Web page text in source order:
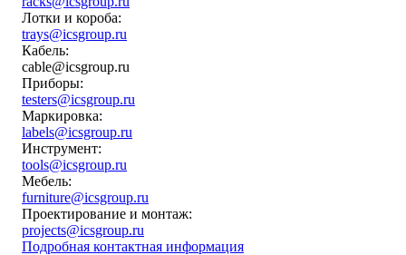
Лотки и короба:
trays@icsgroup.ru
Кабель:
cable@icsgroup.ru
Приборы:
testers@icsgroup.ru
Маркировка:
labels@icsgroup.ru
Инструмент:
tools@icsgroup.ru
Мебель:
furniture@icsgroup.ru
Проектирование и монтаж:
projects@icsgroup.ru
Подробная контактная информация